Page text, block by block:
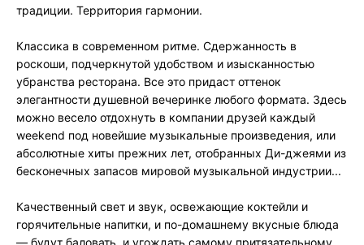
традиции. Территория гармонии.
Классика в современном ритме. Сдержанность в
роскоши, подчеркнутой удобством и изысканностью
убранства ресторана. Все это придаст оттенок
элегантности душевной вечеринке любого формата. Здесь
можно весело отдохнуть в компании друзей каждый
weekend под новейшие музыкальные произведения, или
абсолютные хиты прежних лет, отобранных Ди-джеями из
бесконечных запасов мировой музыкальной индустрии...
Качественный свет и звук, освежающие коктейли и
горячительные напитки, и по-домашнему вкусные блюда
— будут баловать, и угождать самому притязательному